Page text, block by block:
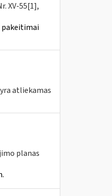
XV-55[1],
pakeitimai
atliekamas
planas